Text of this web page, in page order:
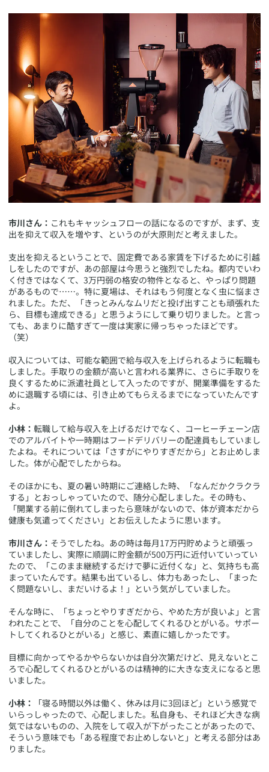
市川さん： これもキャッシュフローの話になるのですが、まず、支
出を抑えて収入を増やす、というのが大原則だと考えました。
支出を抑えるということで、固定費である家賃を下げるために引越
しをしたのですが、あの部屋は今思うと強烈でしたね。都内でいわ
く付きではなくて、3万円弱の格安の物件となると、やっぱり問題
があるもので……。特に夏場は、それはもう何度となく虫に悩まさ
れました。ただ、「きっとみんなムリだと投げ出すことも頑張れた
ら、目標も達成できる」と思うようにして乗り切りました。と言っ
ても、あまりに酷すぎて一度は実家に帰っちゃったほどです。
（笑）
収入については、可能な範囲で給与収入を上げられるように転職も
しました。手取りの金額が高いと言われる業界に、さらに手取りを
良くするために派遣社員として入ったのですが、開業準備をするた
めに退職する頃には、引き止めてもらえるまでになっていたんです
よ。
小林： 転職して給与収入を上げるだけでなく、コーヒーチェーン店
でのアルバイトや一時期はフードデリバリーの配達員もしていまし
たよね。それについては「さすがにやりすぎだから」とお止めしま
した。体が心配でしたからね。
そのほかにも、夏の暑い時期にご連絡した時、「なんだかクラクラ
する」とおっしゃっていたので、随分心配しました。その時も、
「開業する前に倒れてしまったら意味がないので、体が資本だから
健康も気遣ってください」とお伝えしたように思います。
市川さん： そうでしたね。あの時は毎月17万円貯めようと頑張っ
ていましたし、実際に順調に貯金額が500万円に近付いていってい
たので、「このまま継続するだけで夢に近付くな」と、気持ちも高
まっていたんです。結果も出ているし、体力もあったし、「まった
く問題ないし、まだいけるよ！」という気がしていました。
そんな時に、「ちょっとやりすぎだから、やめた方が良いよ」と言
われたことで、「自分のことを心配してくれるひとがいる。サポー
トしてくれるひとがいる」と感じ、素直に嬉しかったです。
目標に向かってやるかやらないかは自分次第だけど、見えないとこ
ろで心配してくれるひとがいるのは精神的に大きな支えになると思
いました。
小林：
「寝る時間以外は働く、休みは月に3回ほど」という感覚で
いらっしゃったので、心配しました。私自身も、それほど大きな病
気ではないものの、入院をして収入が下がったことがあったので、
そういう意味でも「ある程度でお止めしないと」と考える部分はあ
りました。